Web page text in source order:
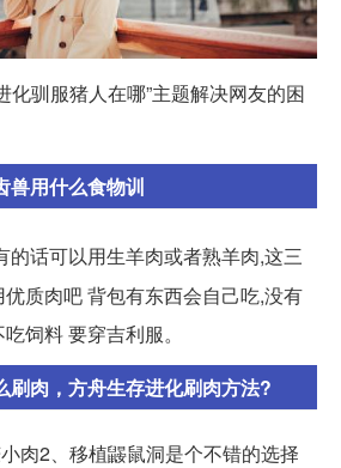
化驯服猪人在哪”主题解决网友的困
兽用什么食物训
的话可以用生羊肉或者熟羊肉,这三
质肉吧 背包有东西会自己吃,没有
饲料 要穿吉利服。
刷肉，方舟生存进化刷肉方法?
肉2、移植鼹鼠洞是个不错的选择